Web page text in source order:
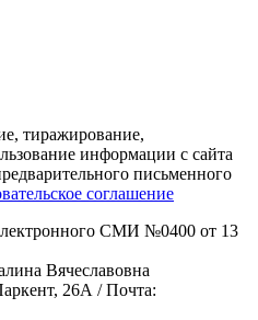
тиражирование,
информации с сайта
письменного
соглашение
СМИ №0400 от 13
Вячеславовна
26А / Почта: